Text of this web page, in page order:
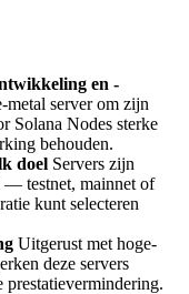
en -
server om zijn
Solana Nodes sterke
behouden.
doel Servers zijn
— testnet, mainnet of
kunt selecteren
Uitgerust met hoge-
deze servers
prestatievermindering.